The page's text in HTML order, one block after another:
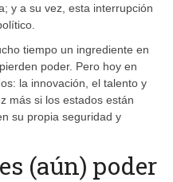
y a su vez, esta interrupción
tiempo un ingrediente en
poder. Pero hoy en
la innovación, el talento y
más si los estados están
su propia seguridad y
(aún) poder